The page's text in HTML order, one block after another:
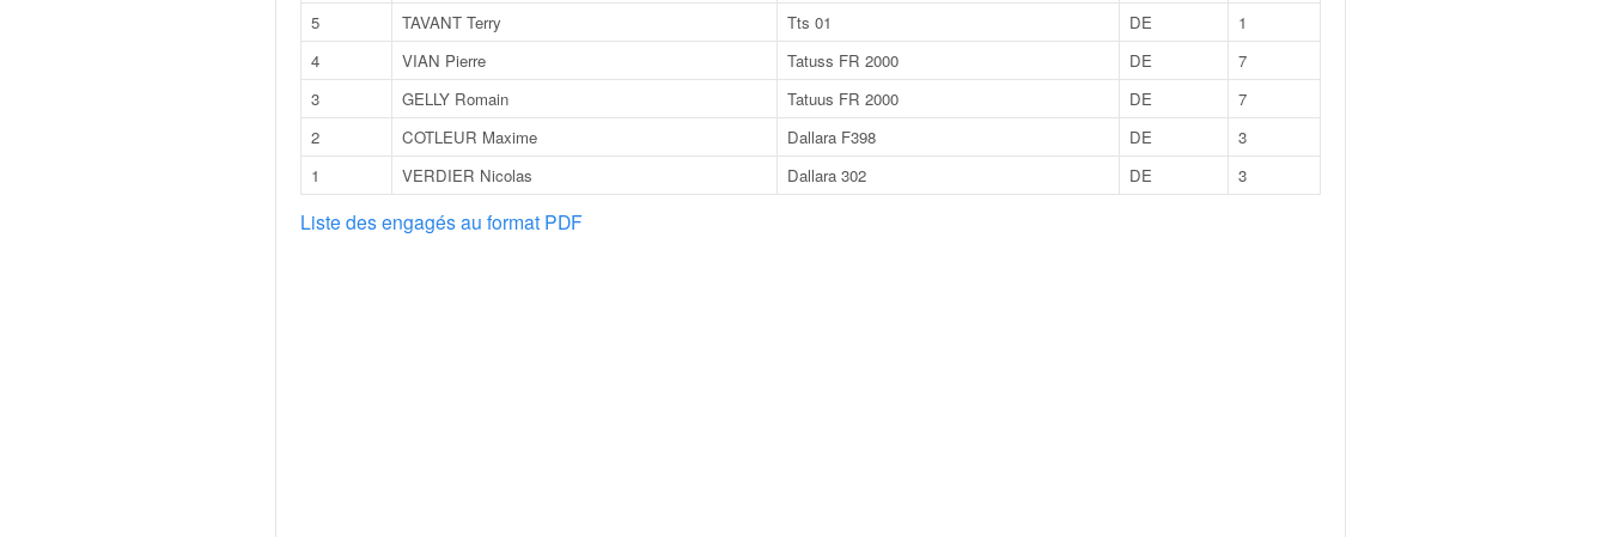
5
TAVANT Terry Tts 01 DE
1
4
VIAN Pierre Tatuss FR 2000 DE
7
3
GELLY Romain Tatuus FR 2000 DE
7
2
COTLEUR Maxime Dallara F398 DE
3
1
VERDIER Nicolas Dallara 302 DE 3
Liste des engagés au format PDF